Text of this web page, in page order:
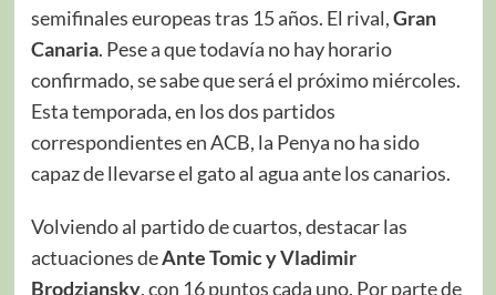
semifinales europeas tras 15 años. El rival,Gran
Canaria. Pese a que todavía no hay horario
confirmado, se sabe que será el próximo miércoles.
Esta temporada, en los dos partidos
correspondientes en ACB, la Penya no ha sido
capaz de llevarse el gato al agua ante los canarios.
Volviendo al partido de cuartos, destacar las
actuaciones deAnte Tomic y Vladimir
Brodziansky, con 16 puntos cada uno. Por parte de